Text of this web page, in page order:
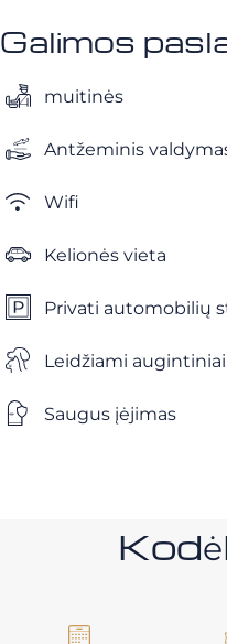
Galimos
muitinės
Antžeminis
Wifi
Kelionės vieta
Privati ​​automobilių
Leidžiami augintiniai
Saugus įėjimas